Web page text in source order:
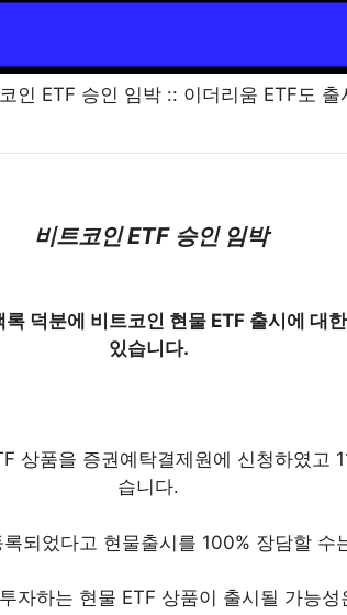
인 ETF 승인 임박 :: 이더리움 ETF도 출
비트코인 ETF 승인 임박
덕분에 비트코인 현물 ETF 출시에 대
있습니다.
상품을 증권예탁결제원에 신청하였고
습니다.
되었다고 현물출시를 100% 장담할 수
자하는 현물 ETF 상품이 출시될 가능